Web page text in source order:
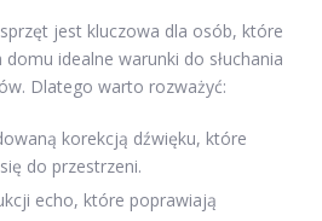
jest kluczowa dla osób, które
idealne warunki do słuchania
Dlatego warto rozważyć:
korekcją dźwięku, które
do przestrzeni.
echo, które poprawiają